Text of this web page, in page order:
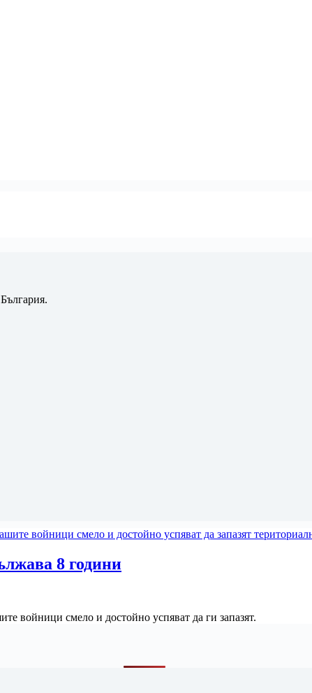
8 години
войници смело и достойно успяват да ги запазят.